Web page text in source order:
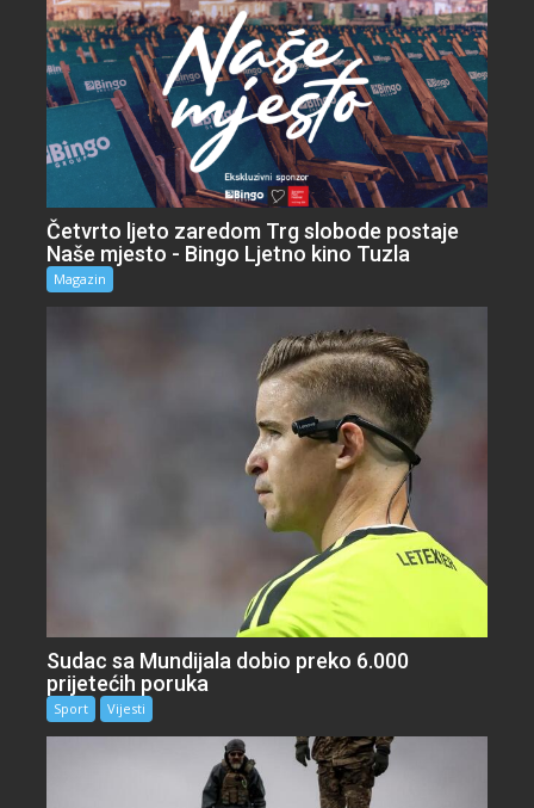
Četvrto ljeto zaredom Trg slobode postaje
Naše mjesto - Bingo Ljetno kino Tuzla
Magazin
Sudac sa Mundijala dobio preko 6.000
prijetećih poruka
Sport Vijesti